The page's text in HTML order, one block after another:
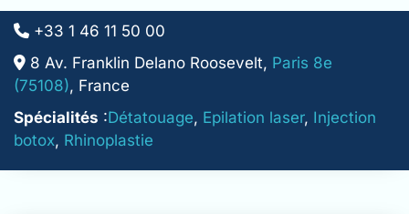
+33 1 46 11 50 00
8 Av. Franklin Delano Roosevelt, Paris 8e
(75108), France
Spécialités :Détatouage, Epilation laser, Injection
botox, Rhinoplastie